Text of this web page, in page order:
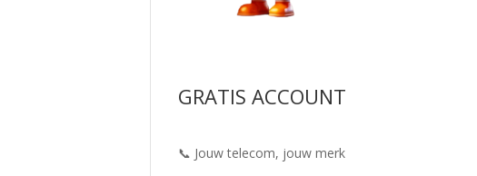
GRATIS ACCOUNT
📞 Jouw telecom, jouw merk